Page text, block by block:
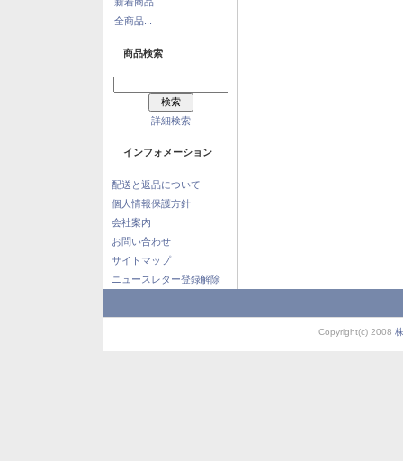
全商品...
商品検索
詳細検索
インフォメーション
配送と返品について
個人情報保護方針
会社案内
お問い合わせ
サイトマップ
ニュースレター登録解除
Copyright(c) 2008